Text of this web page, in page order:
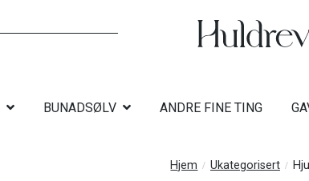
BUNADSØLV ANDRE FINE TING
Hjem Ukategorisert